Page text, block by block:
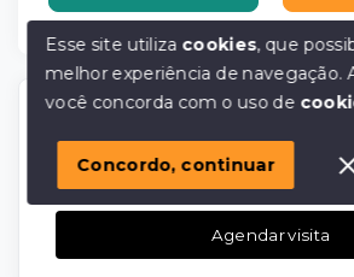
Faça um agendamento de visita
Agendar visita
Olá!
Esse site utiliza cookies, que
melhor experiência de navegação.
você concorda com o uso de
Concordo, continuar